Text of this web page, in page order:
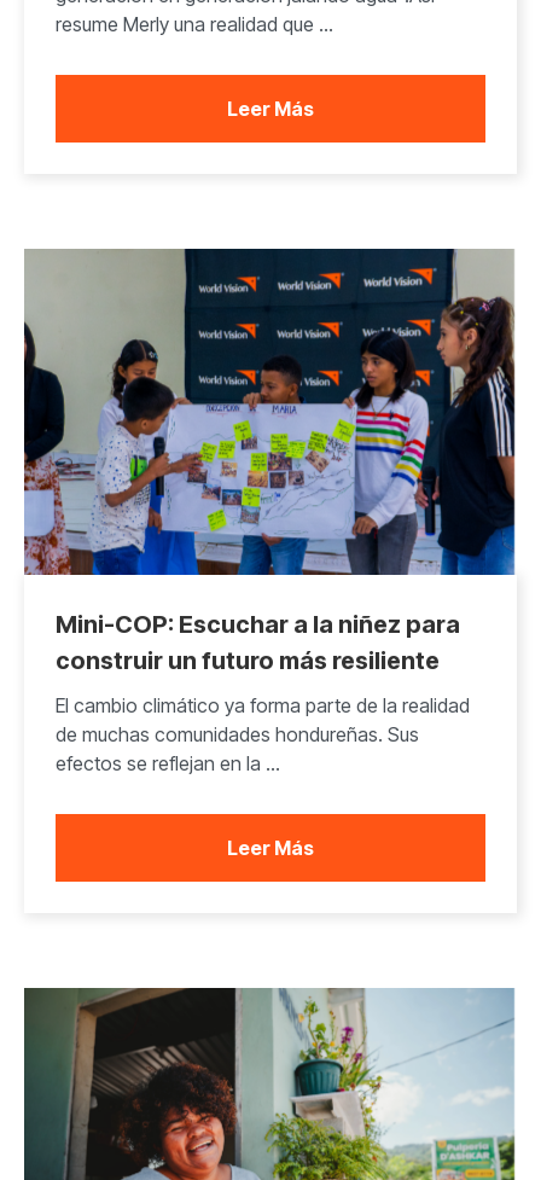
resume Merly una realidad que ...
Leer Más
Mini-COP: Escuchar a la niñez para
construir un futuro más resiliente
El cambio climático ya forma parte de la realidad
de muchas comunidades hondureñas. Sus
efectos se reflejan en la ...
Leer Más